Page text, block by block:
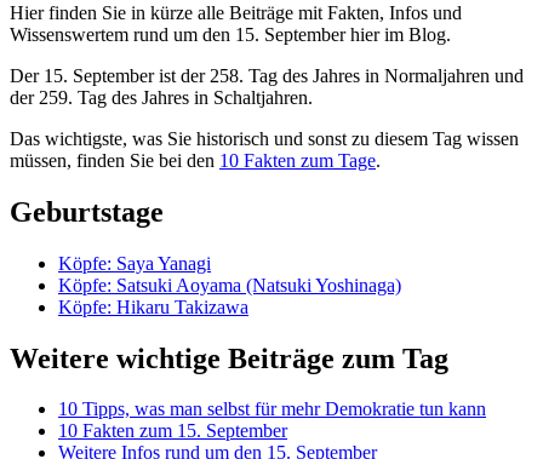
Hier finden Sie in kürze alle Beiträge mit Fakten, Infos und
Wissenswertem rund um den 15. September hier im Blog.
Der 15. September ist der 258. Tag des Jahres in Normaljahren und
der 259. Tag des Jahres in Schaltjahren.
Das wichtigste, was Sie historisch und sonst zu diesem Tag wissen
müssen, finden Sie bei den 10 Fakten zum Tage.
Geburtstage
Köpfe: Saya Yanagi
Köpfe: Satsuki Aoyama (Natsuki Yoshinaga)
Köpfe: Hikaru Takizawa
Weitere wichtige Beiträge zum Tag
10 Tipps, was man selbst für mehr Demokratie tun kann
10 Fakten zum 15. September
Weitere Infos rund um den 15. September